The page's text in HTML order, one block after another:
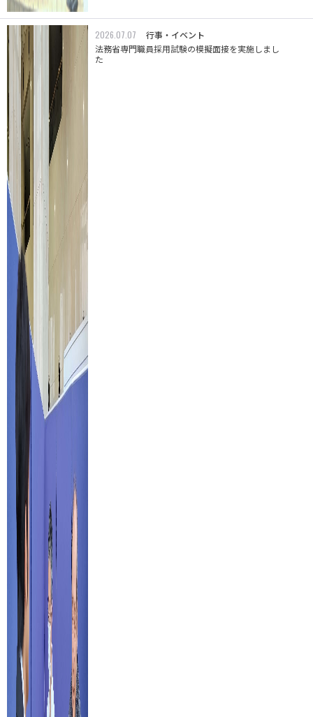
2026.07.07
行事・イベント
法務省専門職員採用試験の模擬面接を実施しまし
た